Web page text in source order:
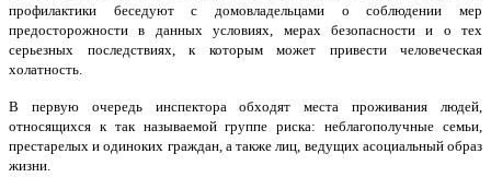
профилактики беседуют с домовладельцами о соблюдении мер
предосторожности в данных условиях, мерах безопасности и о тех
серьезных последствиях, к которым может привести человеческая
холатность.
В первую очередь инспектора обходят места проживания людей,
относящихся к так называемой группе риска: неблагополучные семьи,
престарелых и одиноких граждан, а также лиц, ведущих асоциальный образ
жизни.